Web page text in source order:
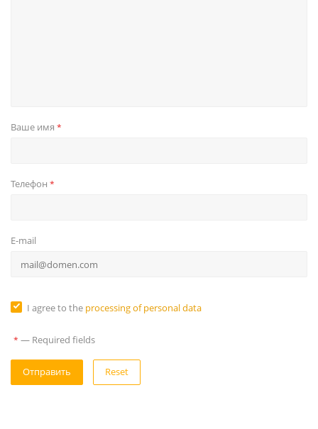
Ваше имя *
Телефон *
E-mail
I agree to the processing of personal data
* — Required fields
Reset